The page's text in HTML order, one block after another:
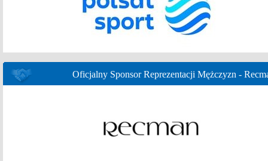
Oficjalny Sponsor Reprezentacji Mężczyzn -